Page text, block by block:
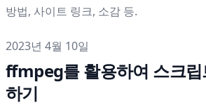
방법, 사이트 링크, 소감 등.
게시일
2023년 4월 10일
ffmpeg를 활용하여 스크립
하기